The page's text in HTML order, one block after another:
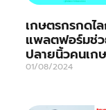
เกษตรกรกดไ
แพลตฟอร์มช่
ปลายนิ้วคนเก
01/08/2024